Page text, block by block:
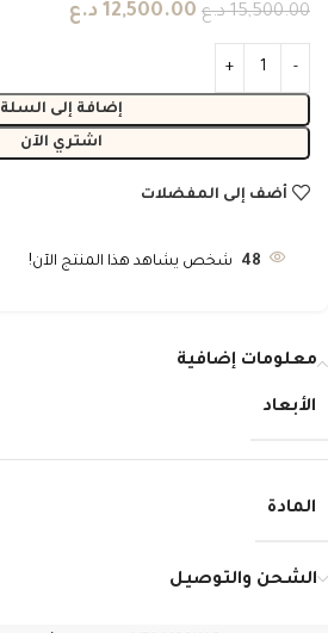
15,500.00 د.ع 12,500.00 د.ع
إضافة إلى السلة
اشتري الآن
أضف إلى المفضلات
48 شخص يشاهد هذا المنتج الآن!
معلومات إضافية
الأبعاد
المادة
الشحن والتوصيل